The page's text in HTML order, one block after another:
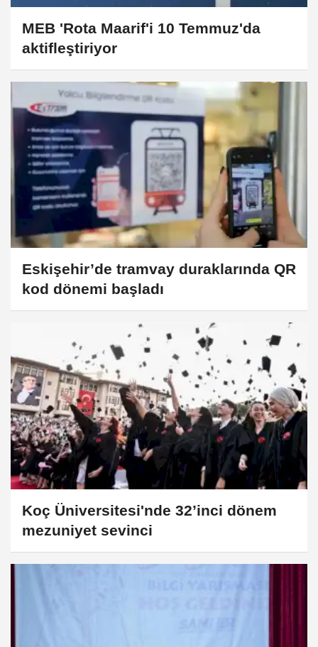
MEB 'Rota Maarif'i 10 Temmuz'da
aktifleştiriyor
Eskişehir’de tramvay duraklarında QR
kod dönemi başladı
Koç Üniversitesi'nde 32’inci dönem
mezuniyet sevinci